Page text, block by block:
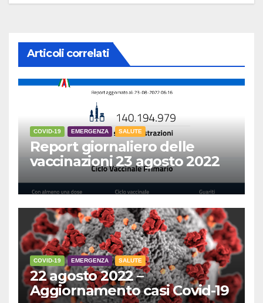
Articoli correlati
COVID-19 EMERGENZA SALUTE
Report giornaliero delle
vaccinazioni 23 agosto 2022
COVID-19 EMERGENZA SALUTE
22 agosto 2022 –
Aggiornamento casi Covid-19